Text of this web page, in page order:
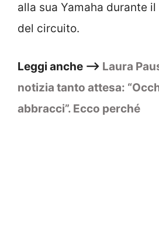
alla sua Yamaha durante
del circuito.
Leggi anche –> Laura
notizia tanto attesa:
abbracci”. Ecco perché